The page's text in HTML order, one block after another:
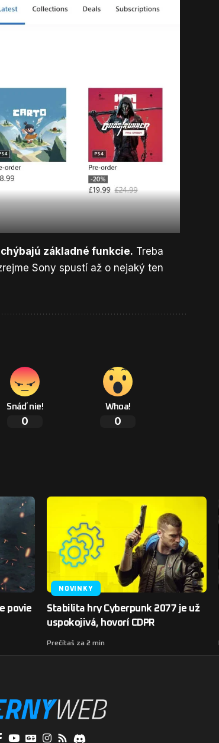
základné funkcie. Treba
Sony spustí až o nejaký ten
Snáď nie!
0
Whoa!
0
povie
NOVINKY
Stabilita hry Cyberpunk 2077 je už
uspokojivá, hovorí CDPR
Prečítaš za 2 min